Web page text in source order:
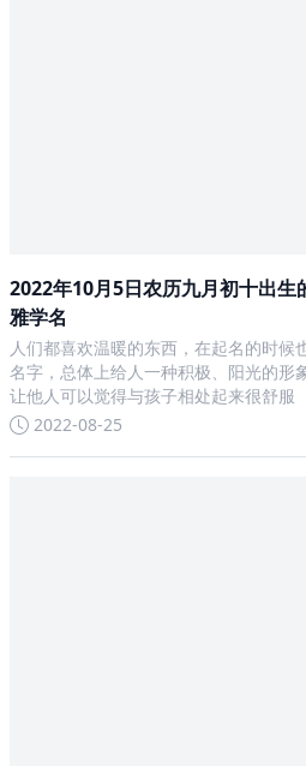
2022年10月5日农历九月初十出生
雅学名
人们都喜欢温暖的东西，在起名的时候
名字，总体上给人一种积极、阳光的形
让他人可以觉得与孩子相处起来很舒服
2022-08-25